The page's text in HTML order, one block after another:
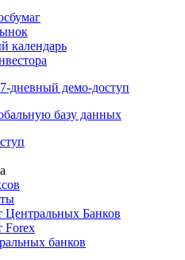
календарь
7-дневный демо-доступ
базу данных
Центральных Банков
Forex
банков